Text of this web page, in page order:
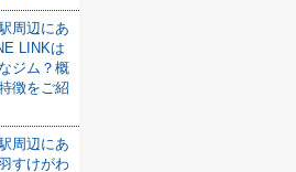
周辺にあ
LINKは
ジム？概
徴をご紹
周辺にあ
すけがわ